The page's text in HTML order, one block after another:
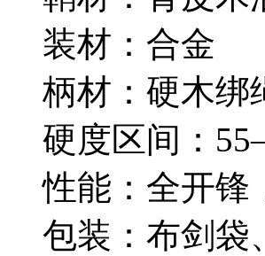
装材：合金
柄材：硬木绑
硬度区间：
性能：全开锋
包装：布剑袋